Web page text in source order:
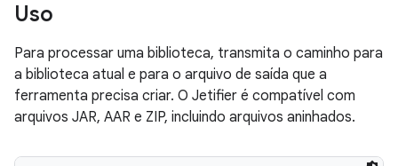
Uso
Para processar uma biblioteca, transmita o caminho para
a biblioteca atual e para o arquivo de saída que a
ferramenta precisa criar. O Jetifier é compatível com
arquivos JAR, AAR e ZIP, incluindo arquivos aninhados.